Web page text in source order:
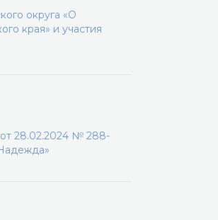
округа «О
края» и участия
28.02.2024 № 288-